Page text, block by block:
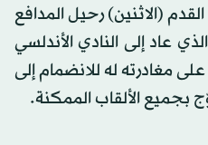
(الاثنين) رحيل المدافع
عاد إلى النادي الأندلسي
بعد 18 عاماً على مغادرته له للانضمام إلى
بجميع الألقاب الممكنة.